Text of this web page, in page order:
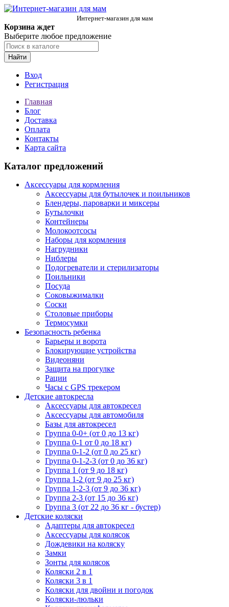
Интернет-магазин для мам
Корзина ждет
Выберите любое предложение
Найти
Вход
Регистрация
Главная
Блог
Доставка
Оплата
Контакты
Карта сайта
Каталог предложений
Аксессуары для кормления
Аксессуары для бутылочек и поильников
Блендеры, пароварки и миксеры
Бутылочки
Контейнеры
Молокоотсосы
Наборы для кормления
Нагрудники
Ниблеры
Подогреватели и стерилизаторы
Поильники
Посуда
Соковыжималки
Соски
Столовые приборы
Термосумки
Безопасность ребенка
Барьеры и ворота
Блокирующие устройства
Видеоняни
Защита на прогулке
Рации
Часы с GPS трекером
Детские автокресла
Аксессуары для автокресел
Аксессуары для автомобиля
Базы для автокресел
Группа 0-0+ (от 0 до 13 кг)
Группа 0-1 от 0 до 18 кг)
Группа 0-1-2 (от 0 до 25 кг)
Группа 0-1-2-3 (от 0 до 36 кг)
Группа 1 (от 9 до 18 кг)
Группа 1-2 (от 9 до 25 кг)
Группа 1-2-3 (от 9 до 36 кг)
Группа 2-3 (от 15 до 36 кг)
Группа 3 (от 22 до 36 кг - бустер)
Детские коляски
Адаптеры для автокресел
Аксессуары для колясок
Дождевики на коляску
Замки
Зонты для колясок
Коляски 2 в 1
Коляски 3 в 1
Коляски для двойни и погодок
Коляски-люльки